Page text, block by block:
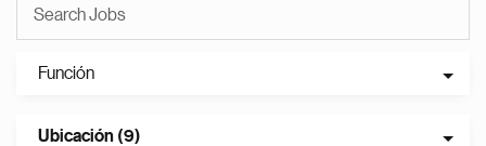
Función
Ubicación (9)